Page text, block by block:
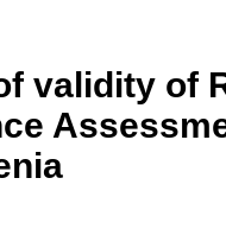
validity of